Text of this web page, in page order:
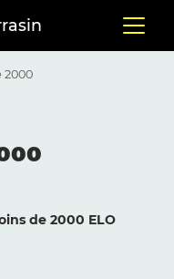
2000
de 2000 ELO